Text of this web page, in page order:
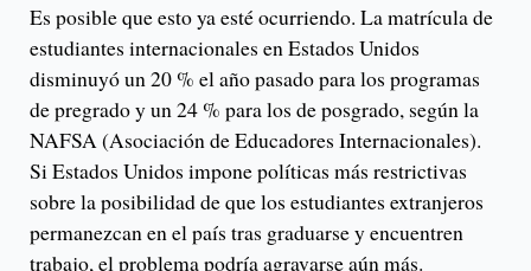
Es posible que esto ya esté ocurriendo. La matrícula de
estudiantes internacionales en Estados Unidos
disminuyó un 20 % el año pasado para los programas
de pregrado y un 24 % para los de posgrado, según la
NAFSA (Asociación de Educadores Internacionales).
Si Estados Unidos impone políticas más restrictivas
sobre la posibilidad de que los estudiantes extranjeros
permanezcan en el país tras graduarse y encuentren
trabajo, el problema podría agravarse aún más.